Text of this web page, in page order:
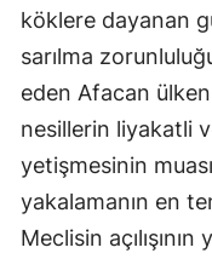
köklere dayanan
sarılma
eden Afacan
nesillerin liyakatli
yetişmesinin
yakalamanın en
Meclisin